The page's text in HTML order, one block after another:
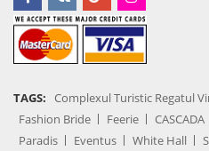
TAGS: Complexul Turistic Regatul
Fashion Bride
Feerie CASCADA
Paradis
Eventus White Hall